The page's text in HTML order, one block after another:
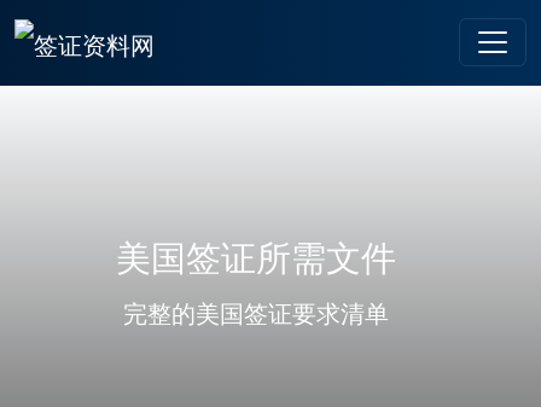
美国签证所需文件
完整的美国签证要求清单